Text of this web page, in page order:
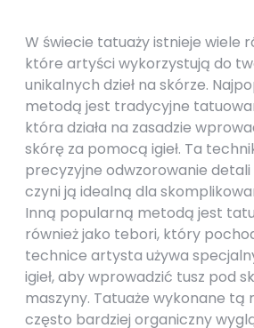
W świecie tatuaży istnieje wiele
które artyści wykorzystują do
unikalnych dzieł na skórze.
metodą jest tradycyjne
która działa na zasadzie
skórę za pomocą igieł. Ta
precyzyjne odwzorowanie detali
czyni ją idealną dla
Inną popularną metodą jest
również jako tebori, który
technice artysta używa
igieł, aby wprowadzić tusz pod
maszyny. Tatuaże wykonane tą
często bardziej organiczny